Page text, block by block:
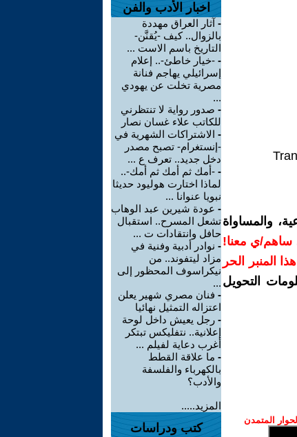
والمساواة
ساهم/ي معنا!
المنبر الحر
التحويل
المتمدن
اخبار الأدب والفن
- آثار العراق مهددة
بالزوال.. كيف -يُقنَّن-
التاريخ باسم الاست ...
- -خيار خاطئ-.. إعلام
إسرائيلي يهاجم فنانة
مصرية تخلت عن يهودي
...
- صدور رواية لا تنتظرني
للكاتب علاء غسان نصار
- الاشتراكات الشهرية في
-إنستغرام- تصبح مصدر
دخل جديد.. تعرف ع ...
- -أمك ثم أمك ثم أمك-..
لماذا اختارت هوليود حديثا
نبويا عنوانا ...
- عودة شيرين عبد الوهاب
تشعل المسرح.. استقبال
حافل وانتقادات ت ...
- نوادر أدبية وفنية في
مزاد ليتفوند.. من
نيكراسوف المحظور إلى
...
- فنان مصري شهير يعلن
اعتزاله التمثيل نهائيا
- رجل يعيش داخل لوحة
إعلانية.. نتفليكس تبتكر
أغرب دعاية لفيلم ...
- ما علاقة القطط
بالكهرباء والفلسفة
والأدب؟
المزيد.....
كتب ودراسات